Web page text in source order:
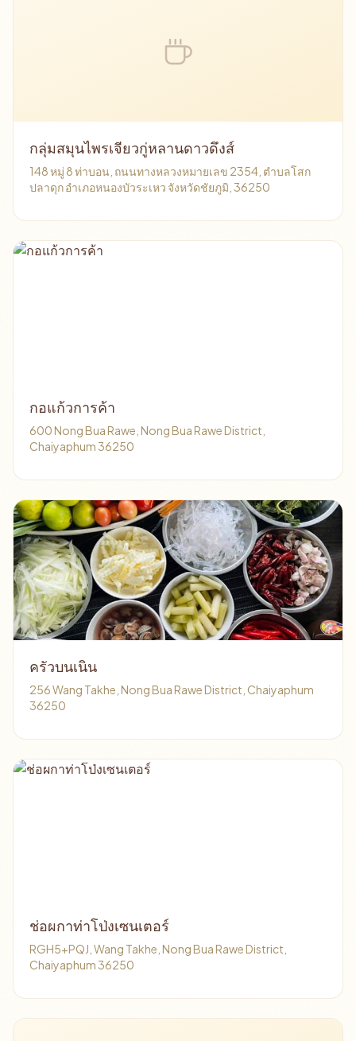
กลุ่มสมุนไพรเจียวกู่หลานดาวดึงส์
148 หมู่ 8 ท่าบอน, ถนนทางหลวงหมายเลข 2354, ตำบลโสก
ปลาดุก อำเภอหนองบัวระเหว จังหวัดชัยภูมิ, 36250
กอแก้วการค้า
600 Nong Bua Rawe, Nong Bua Rawe District,
Chaiyaphum 36250
ครัวบนเนิน
256 Wang Takhe, Nong Bua Rawe District, Chaiyaphum
36250
ช่อผกาท่าโป่งเซนเตอร์
RGH5+PQJ, Wang Takhe, Nong Bua Rawe District,
Chaiyaphum 36250